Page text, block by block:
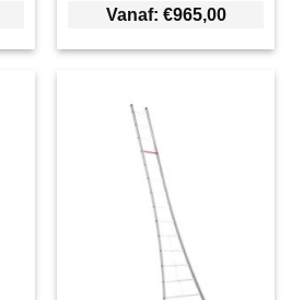
Vanaf: €965,00